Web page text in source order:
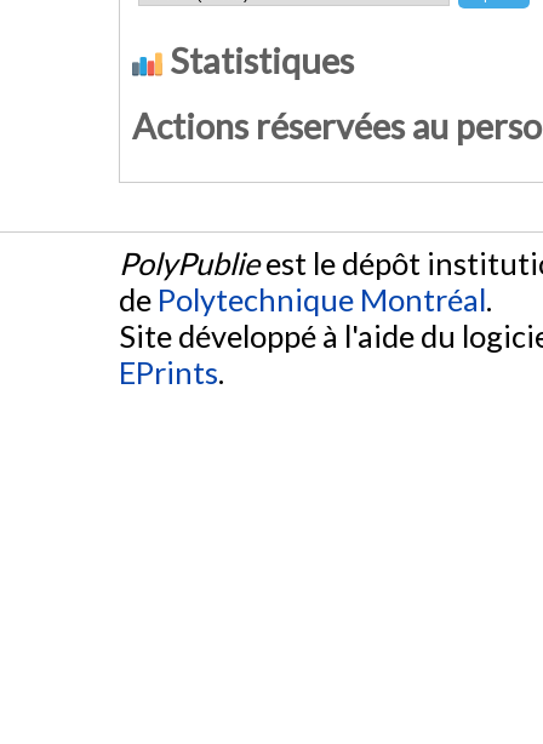
Statistiques
Actions réservées au
PolyPublieest le dépôt
de Polytechnique Montréal.
Site développé à l'aide du
EPrints.